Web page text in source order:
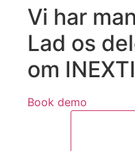
Vi har
Lad os
om
Book demo